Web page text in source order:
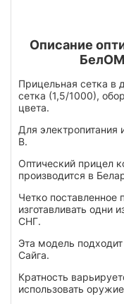
Описание
Прицельная сетка в
сетка (1,5/1000),
цвета.
Для электропитания
В.
Оптический прицел
производится в
Четко поставленное
изготавливать одни
СНГ.
Эта модель
Сайга.
Кратность
использовать